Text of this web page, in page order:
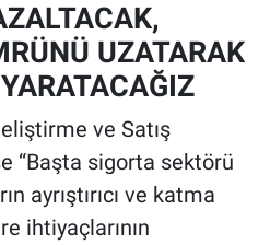
UZATARAK
ve Satış
“Başta sigorta sektörü
ayrıştırıcı ve katma
ihtiyaçlarının